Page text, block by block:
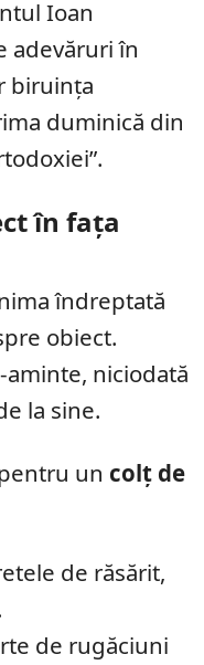
Ioan
adevăruri în
biruința
duminică din
în fața
îndreptată
obiect.
niciodată
la sine.
un colț de
de răsărit,
de rugăciuni